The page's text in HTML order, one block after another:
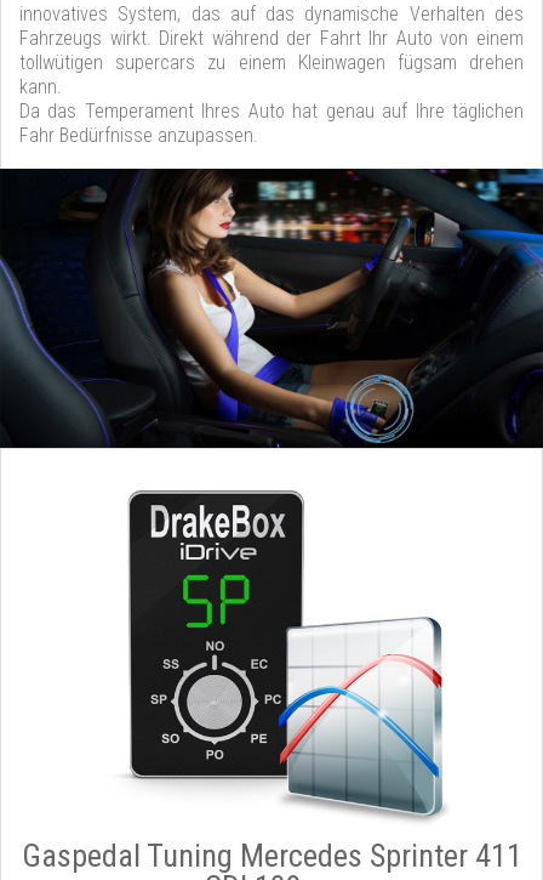
innovatives System, das auf das dynamische Verhalten des
Fahrzeugs wirkt. Direkt während der Fahrt Ihr Auto von einem
tollwütigen supercars zu einem Kleinwagen fügsam drehen
kann.
Da das Temperament Ihres Auto hat genau auf Ihre täglichen
Fahr Bedürfnisse anzupassen.
Gaspedal Tuning Mercedes Sprinter 411